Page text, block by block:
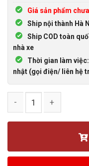
Giá sản phẩm
Ship nội thành Hà
Ship COD toàn
nhà xe
Thời gian làm
nhật (gọi điện/ liên hệ